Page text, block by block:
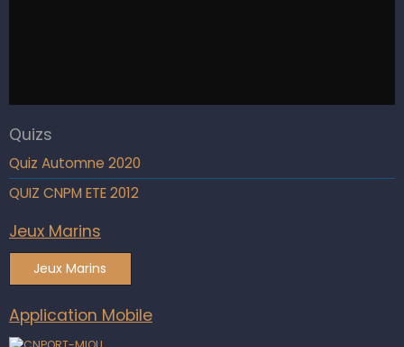
Quizs
Quiz Automne 2020
QUIZ CNPM ETE 2012
Jeux Marins
Jeux Marins
Application Mobile